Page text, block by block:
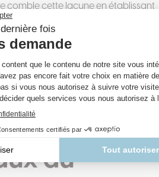
comble cette lacune en établissant
en assurances de dommages, à
les experts automobiles
coïncide avec l’entrée en
impose aux experts des
l’obligation de préciser s’ils
Assuralia et GEBCAI répond
des obligations minimales.
du